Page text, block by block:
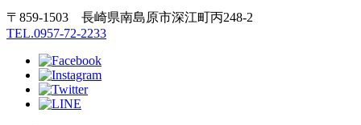
〒859-1503 長崎県南島原市深江町丙248-2
TEL.0957-72-2233